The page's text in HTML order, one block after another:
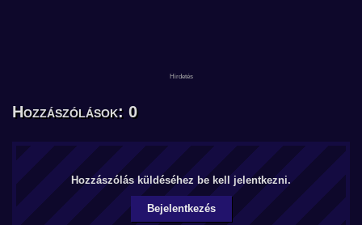
Hozzászólások: 0
Hozzászólás küldéséhez be kell jelentkezni.
Bejelentkezés